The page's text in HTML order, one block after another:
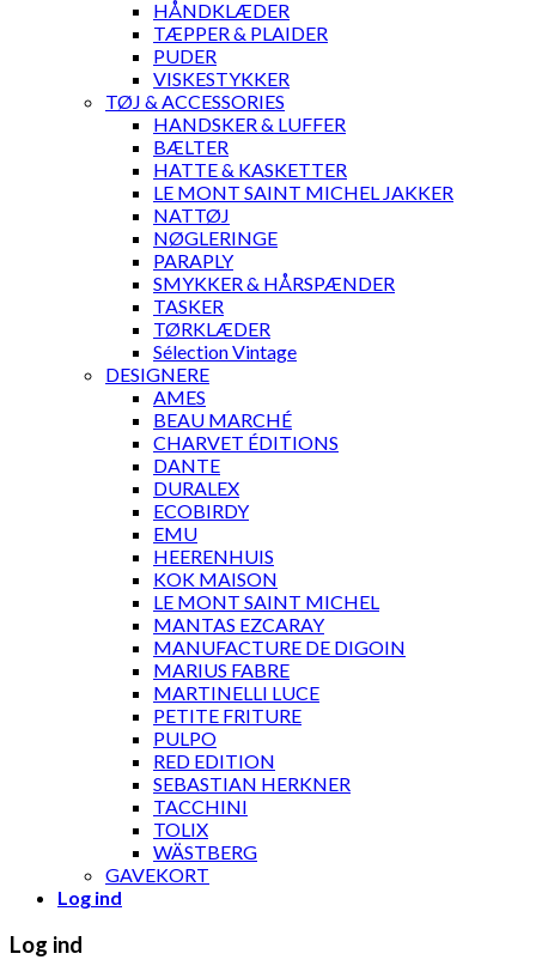
HÅNDKLÆDER
TÆPPER & PLAIDER
PUDER
VISKESTYKKER
TØJ & ACCESSORIES
HANDSKER & LUFFER
BÆLTER
HATTE & KASKETTER
LE MONT SAINT MICHEL JAKKER
NATTØJ
NØGLERINGE
PARAPLY
SMYKKER & HÅRSPÆNDER
TASKER
TØRKLÆDER
Sélection Vintage
DESIGNERE
AMES
BEAU MARCHÉ
CHARVET ÉDITIONS
DANTE
DURALEX
ECOBIRDY
EMU
HEERENHUIS
KOK MAISON
LE MONT SAINT MICHEL
MANTAS EZCARAY
MANUFACTURE DE DIGOIN
MARIUS FABRE
MARTINELLI LUCE
PETITE FRITURE
PULPO
RED EDITION
SEBASTIAN HERKNER
TACCHINI
TOLIX
WÄSTBERG
GAVEKORT
Log ind
Log ind